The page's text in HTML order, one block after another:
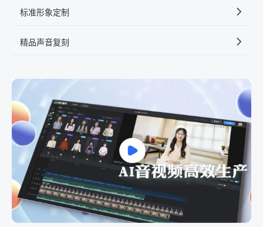
标准形象定制
精品声音复刻